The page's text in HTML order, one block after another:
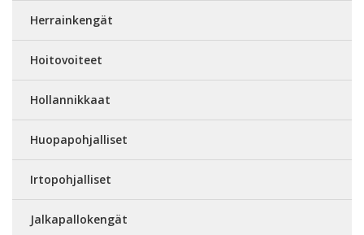
Herrainkengät
Hoitovoiteet
Hollannikkaat
Huopapohjalliset
Irtopohjalliset
Jalkapallokengät